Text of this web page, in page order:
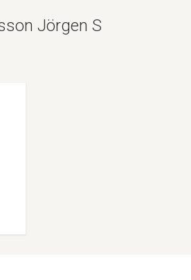
Jörgen S